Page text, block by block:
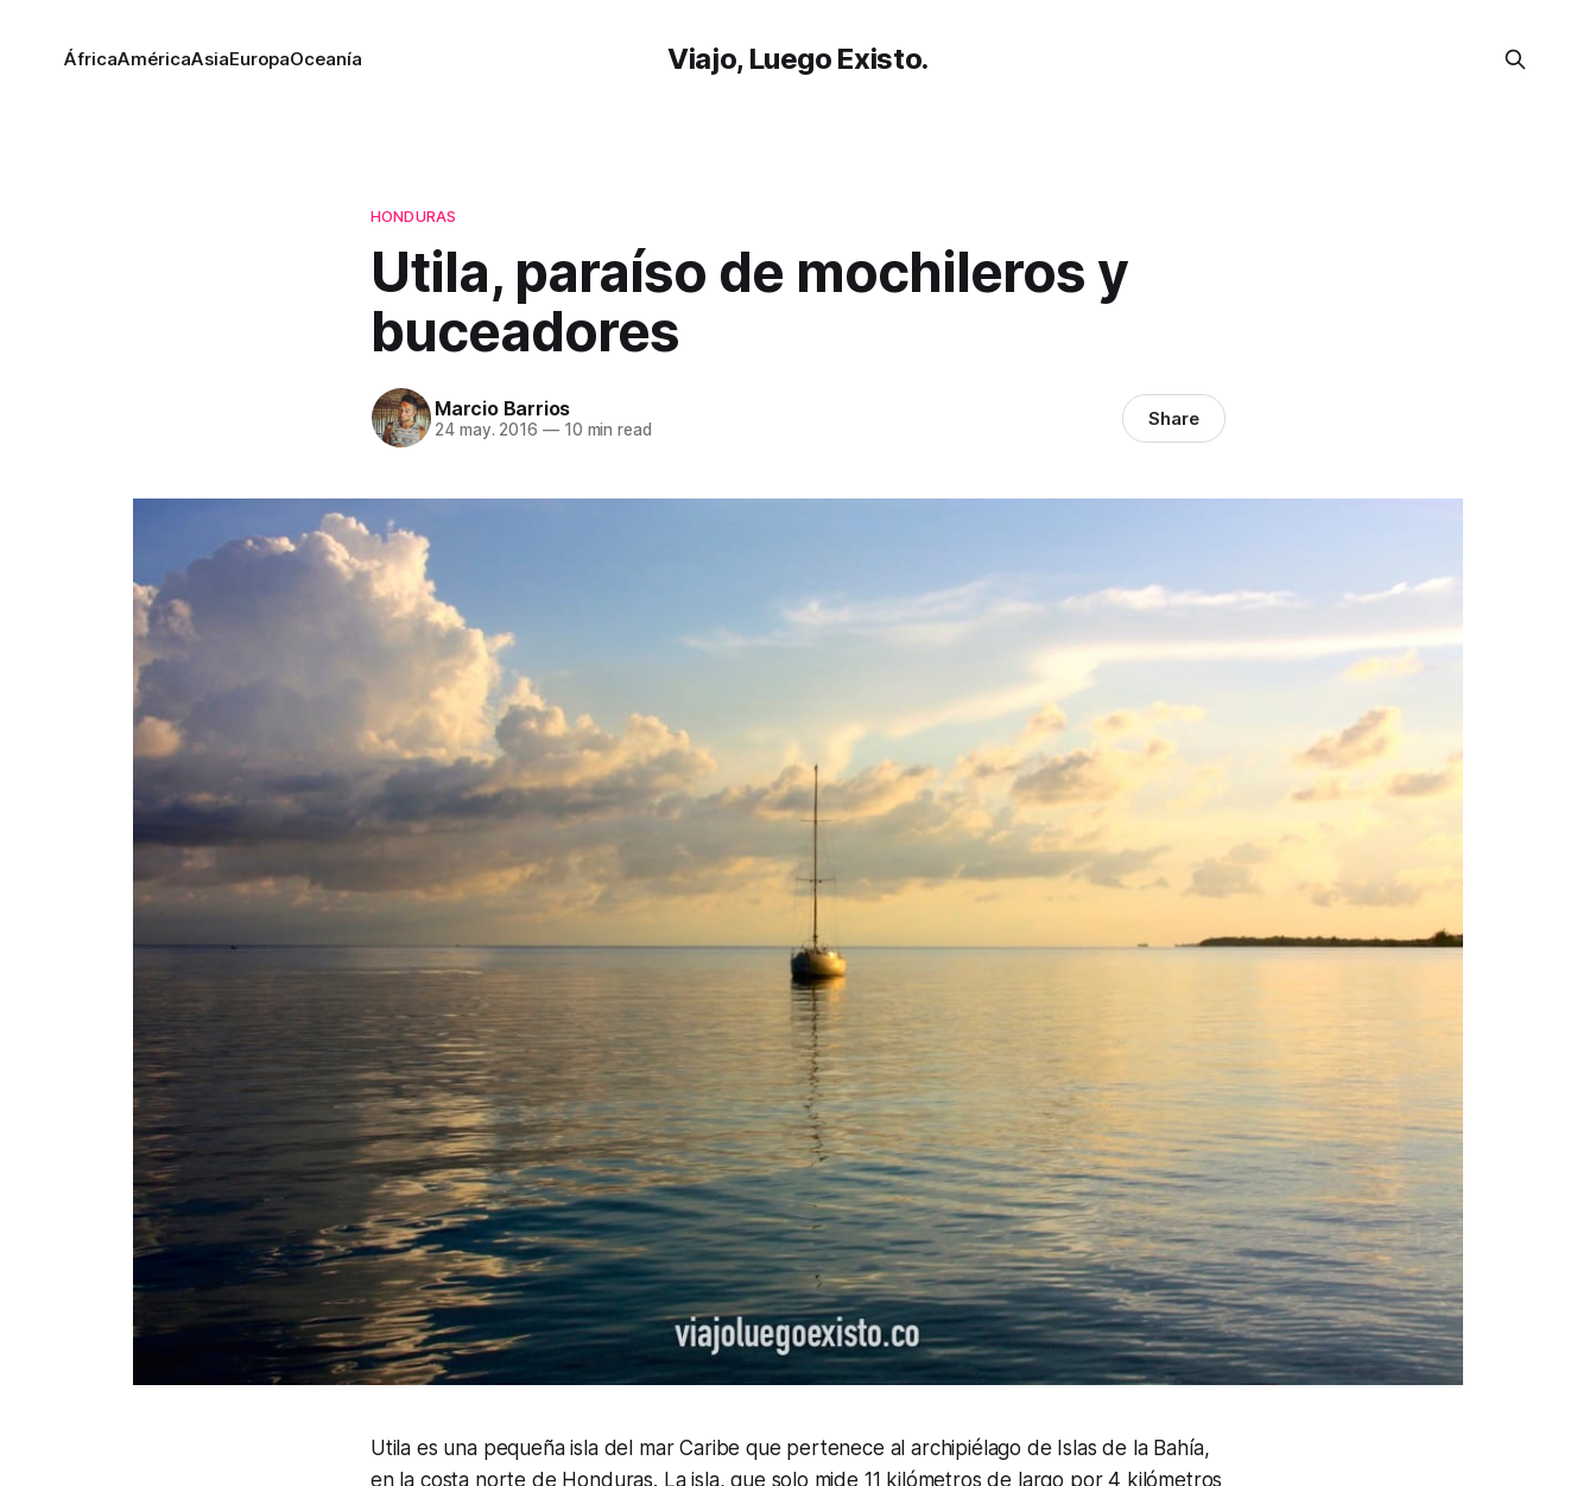
Viajo, Luego Existo.
ÁfricaAméricaAsiaEuropaOceanía
HONDURAS
Utila, paraíso de mochileros y
buceadores
Marcio Barrios
24 may. 2016 —10 min read Share
Utila es una pequeña isla del mar Caribe que pertenece al archipiélago de Islas de la Bahía,
en la costa norte de Honduras. La isla, que solo mide 11 kilómetros de largo por 4 kilómetros